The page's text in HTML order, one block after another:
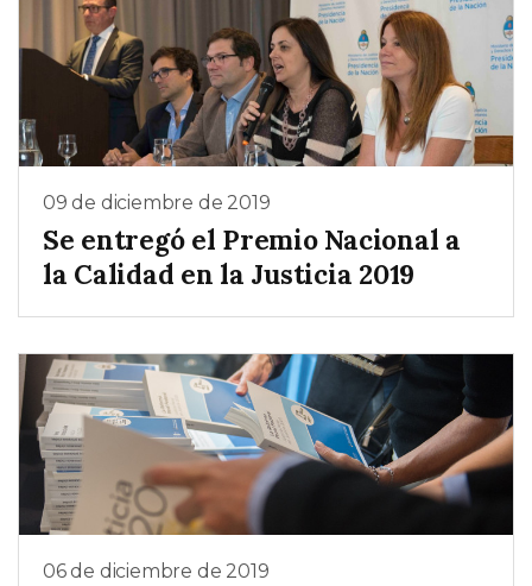
09 de diciembre de 2019
Se entregó el Premio Nacional a
la Calidad en la Justicia 2019
06 de diciembre de 2019